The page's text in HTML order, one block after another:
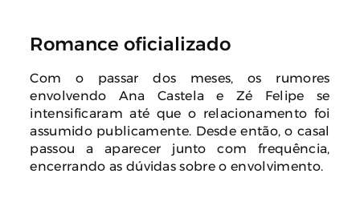
Romance oficializado
Com o passar dos meses, os rumores
envolvendo Ana Castela e Zé Felipe se
intensificaram até que o relacionamento foi
assumido publicamente. Desde então, o casal
passou a aparecer junto com frequência,
encerrando as dúvidas sobre o envolvimento.